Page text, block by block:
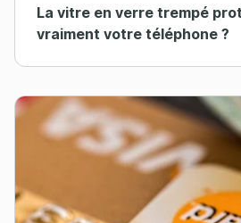
La vitre en verre trempé
vraiment votre téléphone ?